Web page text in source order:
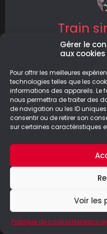
Gérer le
aux cookies
Pour offrir les meilleures
technologies telles que les
informations des appareils. Le
nous permettra de traiter des
de navigation ou les ID
consentir ou de retirer son
sur certaines caractéristiques
Voir les
Politique de cookiesMentions
Train
Soyez les
votre domicile et
LIRE
18/
© Le Geek Paresseux –